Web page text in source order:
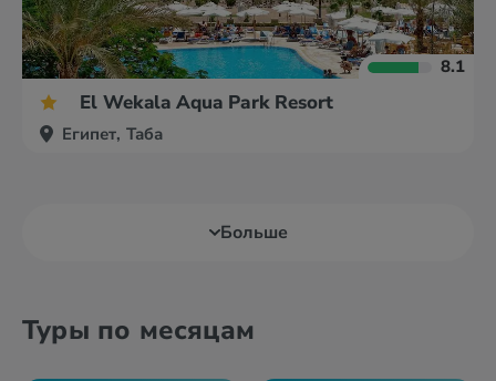
8.1
El Wekala Aqua Park Resort
Египет, Таба
Больше
Туры по месяцам